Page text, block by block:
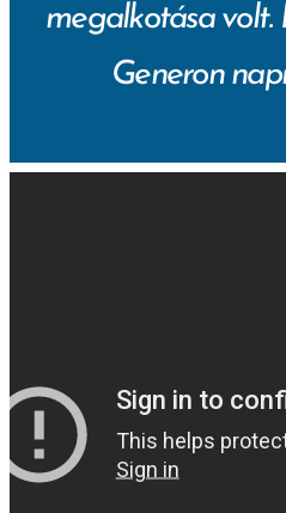
megalkotása volt.
Generon